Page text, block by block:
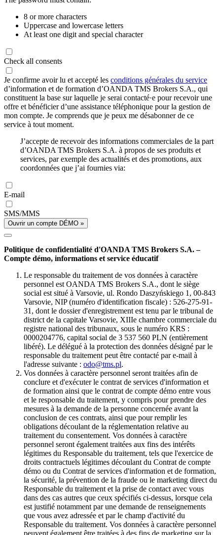
8 or more characters
Uppercase and lowercase letters
At least one digit and special character
Check all consents
Je confirme avoir lu et accepté les conditions générales du service
d’information et de formation d’OANDA TMS Brokers S.A., qui
constituent la base sur laquelle je serai contacté·e pour recevoir une
offre et bénéficier d’une assistance téléphonique pour la gestion de
mon compte. Je comprends que je peux me désabonner de ce
service à tout moment.
J’accepte de recevoir des informations commerciales de la part
d’OANDA TMS Brokers S.A. à propos de ses produits et
services, par exemple des actualités et des promotions, aux
coordonnées que j’ai fournies via:
E-mail
SMS/MMS
Ouvrir un compte DÉMO »
Politique de confidentialité d'OANDA TMS Brokers S.A. –
Compte démo, informations et service éducatif
Le responsable du traitement de vos données à caractère
personnel est OANDA TMS Brokers S.A., dont le siège
social est situé à Varsovie, ul. Rondo Daszyńskiego 1, 00-843
Varsovie, NIP (numéro d'identification fiscale) : 526-275-91-
31, dont le dossier d'enregistrement est tenu par le tribunal de
district de la capitale Varsovie, XIIIe chambre commerciale du
registre national des tribunaux, sous le numéro KRS :
0000204776, capital social de 3 537 560 PLN (entièrement
libéré). Le délégué à la protection des données désigné par le
responsable du traitement peut être contacté par e-mail à
l'adresse suivante : odo@tms.pl.
Vos données à caractère personnel seront traitées afin de
conclure et d'exécuter le contrat de services d'information et
de formation ainsi que le contrat de compte démo entre vous
et le responsable du traitement, y compris pour prendre des
mesures à la demande de la personne concernée avant la
conclusion de ces contrats, ainsi que pour remplir les
obligations découlant de la réglementation relative au
traitement du consentement. Vos données à caractère
personnel seront également traitées aux fins des intérêts
légitimes du Responsable du traitement, tels que l'exercice de
droits contractuels légitimes découlant du Contrat de compte
démo ou du Contrat de services d'information et de formation,
la sécurité, la prévention de la fraude ou le marketing direct du
Responsable du traitement et la prise de contact avec vous
dans des cas autres que ceux spécifiés ci-dessus, lorsque cela
est justifié notamment par une demande de renseignements
que vous avez adressée et par le champ d'activité du
Responsable du traitement. Vos données à caractère personnel
peuvent également être traitées à des fins de marketing sur la